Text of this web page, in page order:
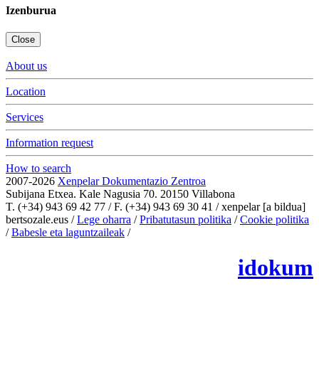
Izenburua
Close
About us
Location
Services
Information request
How to search
2007-2026 Xenpelar Dokumentazio Zentroa
Subijana Etxea. Kale Nagusia 70. 20150 Villabona
T. (+34) 943 69 42 77 / F. (+34) 943 69 30 41 / xenpelar [a bildua]
bertsozale.eus /Lege oharra /Pribatutasun politika /Cookie politika
/Babesle eta laguntzaileak /
idokum